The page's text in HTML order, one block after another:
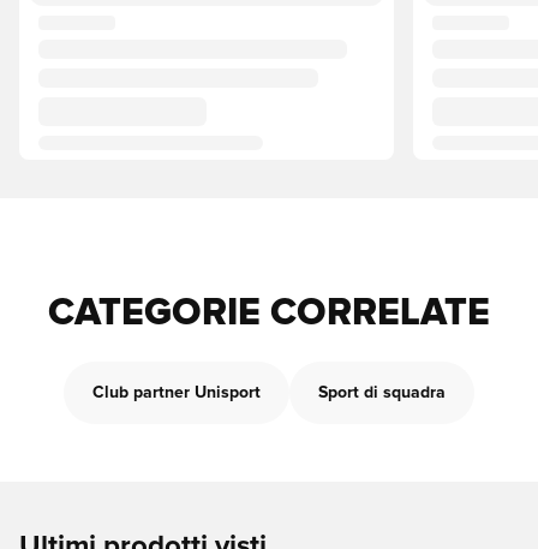
CATEGORIE CORRELATE
Club partner Unisport Sport di squadra